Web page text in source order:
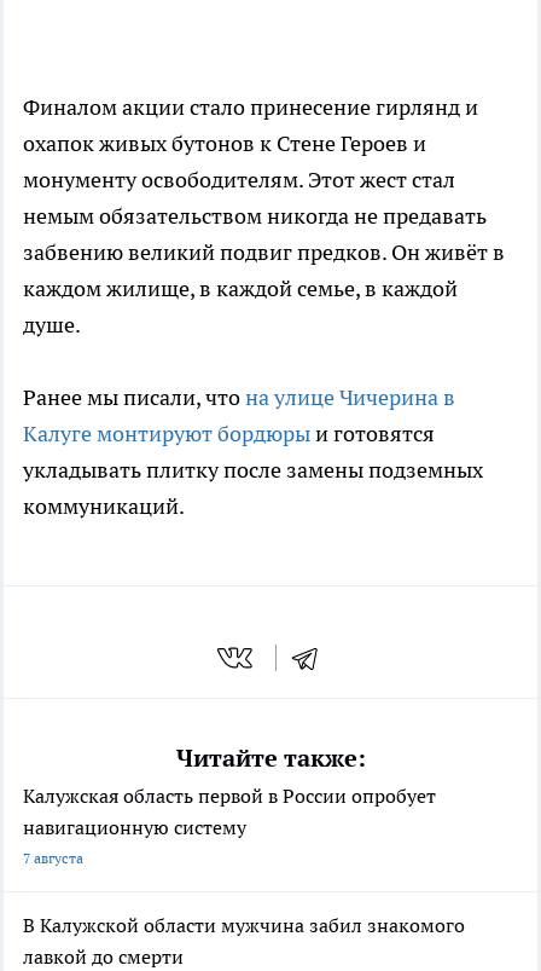
Финалом акции стало принесение гирлянд и
охапок живых бутонов к Стене Героев и
монументу освободителям. Этот жест стал
немым обязательством никогда не предавать
забвению великий подвиг предков. Он живёт в
каждом жилище, в каждой семье, в каждой
душе.
Ранее мы писали, чтона улице Чичерина в
Калуге монтируют бордюрыи готовятся
укладывать плитку после замены подземных
коммуникаций.
Читайте также:
Калужская область первой в России опробует
навигационную систему
7 августа
В Калужской области мужчина забил знакомого
лавкой до смерти